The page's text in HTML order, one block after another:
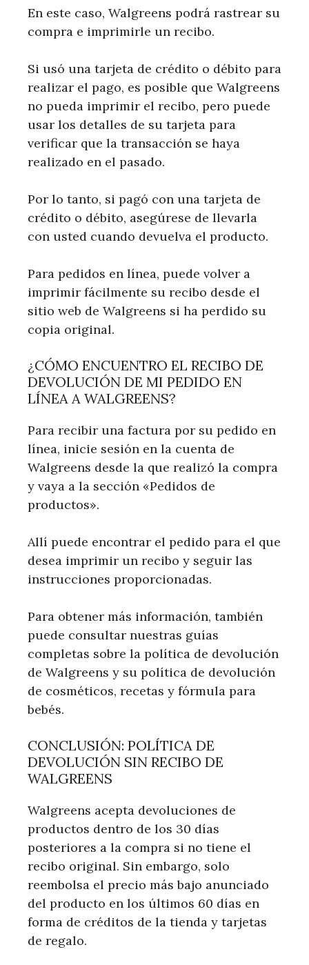
En este caso, Walgreens podrá rastrear su
compra e imprimirle un recibo.
Si usó una tarjeta de crédito o débito para
realizar el pago, es posible que Walgreens
no pueda imprimir el recibo, pero puede
usar los detalles de su tarjeta para
verificar que la transacción se haya
realizado en el pasado.
Por lo tanto, si pagó con una tarjeta de
crédito o débito, asegúrese de llevarla
con usted cuando devuelva el producto.
Para pedidos en línea, puede volver a
imprimir fácilmente su recibo desde el
sitio web de Walgreens si ha perdido su
copia original.
¿CÓMO ENCUENTRO EL RECIBO DE
DEVOLUCIÓN DE MI PEDIDO EN
LÍNEA A WALGREENS?
Para recibir una factura por su pedido en
línea, inicie sesión en la cuenta de
Walgreens desde la que realizó la compra
y vaya a la sección «Pedidos de
productos».
Allí puede encontrar el pedido para el que
desea imprimir un recibo y seguir las
instrucciones proporcionadas.
Para obtener más información, también
puede consultar nuestras guías
completas sobre la política de devolución
de Walgreens y su política de devolución
de cosméticos, recetas y fórmula para
bebés.
CONCLUSIÓN: POLÍTICA DE
DEVOLUCIÓN SIN RECIBO DE
WALGREENS
Walgreens acepta devoluciones de
productos dentro de los 30 días
posteriores a la compra si no tiene el
recibo original. Sin embargo, solo
reembolsa el precio más bajo anunciado
del producto en los últimos 60 días en
forma de créditos de la tienda y tarjetas
de regalo.